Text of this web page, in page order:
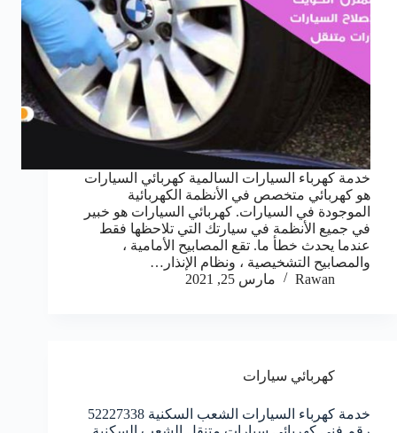
خدمة كهرباء السيارات السالمية كهربائي السيارات
هو كهربائي متخصص في الأنظمة الكهربائية
الموجودة في السيارات. كهربائي السيارات هو خبير
في جميع الأنظمة في سيارتك التي تلاحظها فقط
عندما يحدث خطأ ما. تقع المصابيح الأمامية ،
والمصابيح التشخيصية ، ونظام الإنذار…
Rawan
مارس 25, 2021
كهربائي سيارات
خدمة كهرباء السيارات الشعب السكنية 52227338